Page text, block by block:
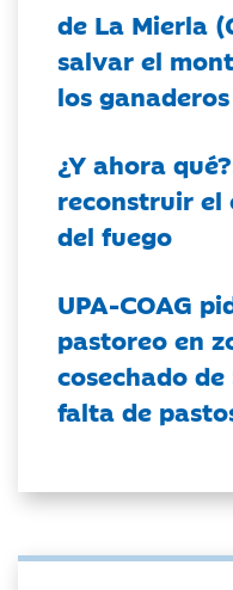
de La Mierla
salvar el
los ganaderos
¿Y ahora
reconstruir el
del fuego
UPA-COAG
pastoreo en
cosechado
falta de